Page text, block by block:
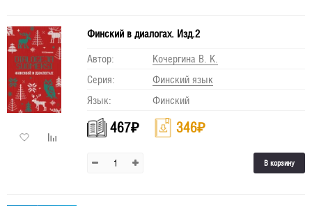
Финский в диалогах. Изд.2
Автор:
Кочергина В. К.
Серия:
Финский язык
Язык:
Финский
467₽ 346₽
В корзину